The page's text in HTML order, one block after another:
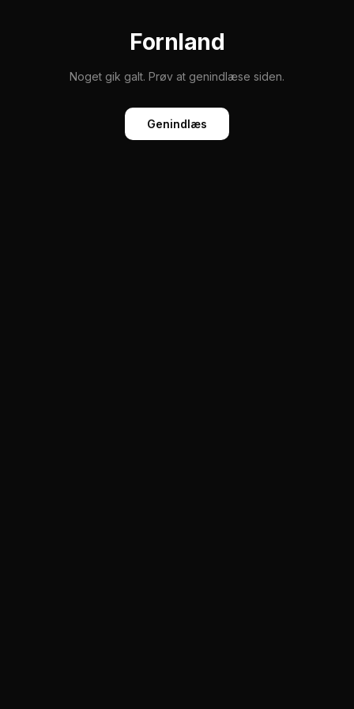
Fornland
Noget gik galt. Prøv at genindlæse siden.
Genindlæs